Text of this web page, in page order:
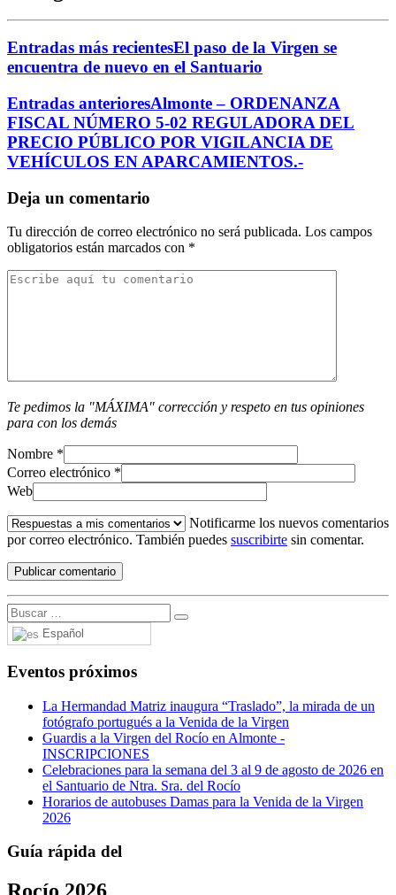
Entradas más recientesEl paso de la Virgen se
encuentra de nuevo en el Santuario
Entradas anterioresAlmonte – ORDENANZA
FISCAL NÚMERO 5-02 REGULADORA DEL
PRECIO PÚBLICO POR VIGILANCIA DE
VEHÍCULOS EN APARCAMIENTOS.-
Deja un comentario
Tu dirección de correo electrónico no será publicada. Los campos
obligatorios están marcados con *
Te pedimos la "MÁXIMA" corrección y respeto en tus opiniones
para con los demás
Nombre *
Correo electrónico *
Web
Notificarme los nuevos comentarios
por correo electrónico. También puedes suscribirte sin comentar.
Español
Eventos próximos
La Hermandad Matriz inaugura “Traslado”, la mirada de un
fotógrafo portugués a la Venida de la Virgen
Guardis a la Virgen del Rocío en Almonte -
INSCRIPCIONES
Celebraciones para la semana del 3 al 9 de agosto de 2026 en
el Santuario de Ntra. Sra. del Rocío
Horarios de autobuses Damas para la Venida de la Virgen
2026
Guía rápida del